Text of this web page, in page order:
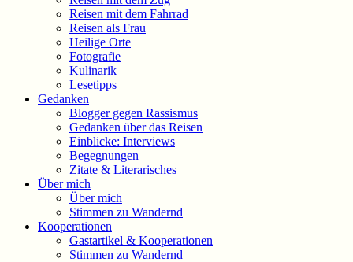
Reisen mit dem Fahrrad
Reisen als Frau
Heilige Orte
Fotografie
Kulinarik
Lesetipps
Gedanken
Blogger gegen Rassismus
Gedanken über das Reisen
Einblicke: Interviews
Begegnungen
Zitate & Literarisches
Über mich
Über mich
Stimmen zu Wandernd
Kooperationen
Gastartikel & Kooperationen
Stimmen zu Wandernd